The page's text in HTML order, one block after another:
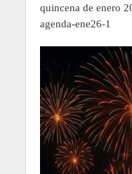
quincena de enero
agenda-ene26-1